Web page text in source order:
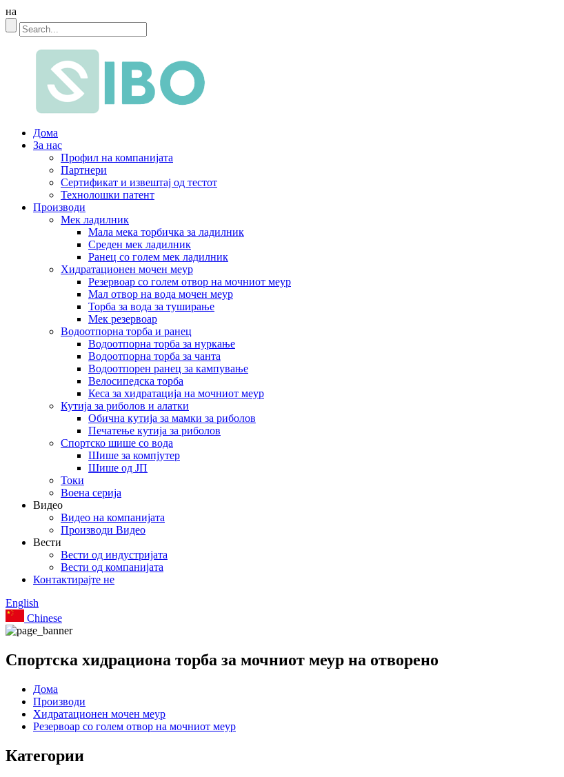
на
Дома
За нас
Профил на компанијата
Партнери
Сертификат и извештај од тестот
Технолошки патент
Производи
Мек ладилник
Мала мека торбичка за ладилник
Среден мек ладилник
Ранец со голем мек ладилник
Хидратационен мочен меур
Резервоар со голем отвор на мочниот меур
Мал отвор на вода мочен меур
Торба за вода за туширање
Мек резервоар
Водоотпорна торба и ранец
Водоотпорна торба за нуркање
Водоотпорна торба за чанта
Водоотпорен ранец за кампување
Велосипедска торба
Кеса за хидратација на мочниот меур
Кутија за риболов и алатки
Обична кутија за мамки за риболов
Печатење кутија за риболов
Спортско шише со вода
Шише за компјутер
Шише од ЈП
Токи
Воена серија
Видео
Видео на компанијата
Производи Видео
Вести
Вести од индустријата
Вести од компанијата
Контактирајте не
English
Chinese
Спортска хидрациона торба за мочниот меур на отворено
Дома
Производи
Хидратационен мочен меур
Резервоар со голем отвор на мочниот меур
Категории